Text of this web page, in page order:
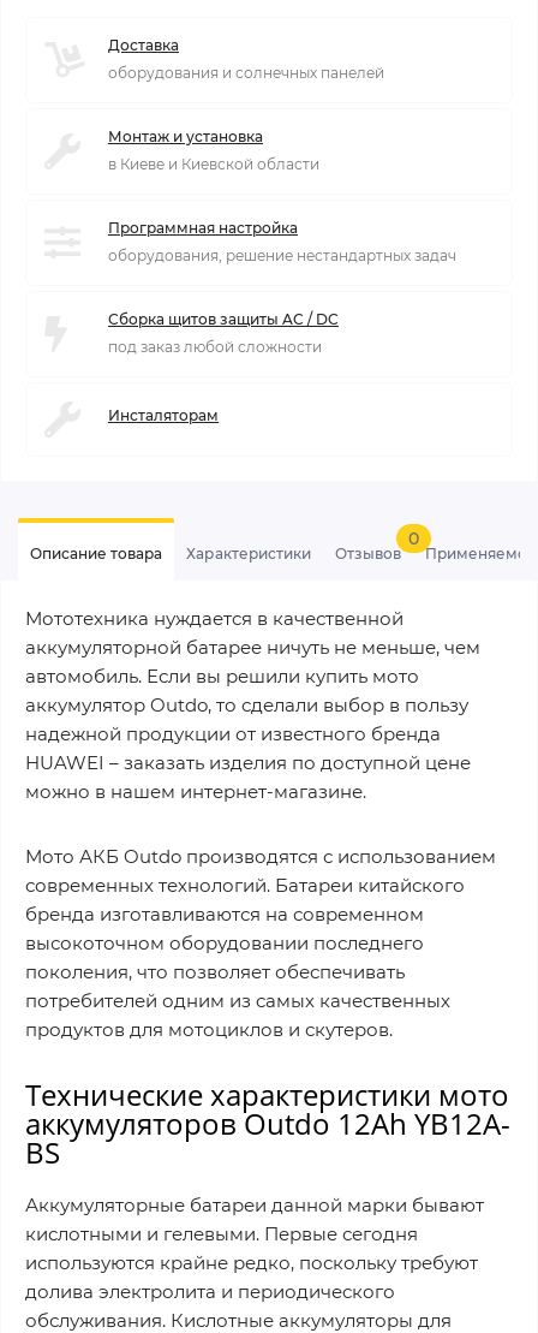
Доставка
оборудования и солнечных панелей
Монтаж и установка
в Киеве и Киевской области
Программная настройка
оборудования, решение нестандартных задач
Сборка щитов защиты AC / DC
под заказ любой сложности
Инсталяторам
Описание товара Характеристики Отзывов
0
Мототехника нуждается в качественной
аккумуляторной батарее ничуть не меньше, чем
автомобиль. Если вы решили купить мото
аккумулятор Outdo, то сделали выбор в пользу
надежной продукции от известного бренда
HUAWEI – заказать изделия по доступной цене
можно в нашем интернет-магазине.
Мото АКБ Outdo производятся с использованием
современных технологий. Батареи китайского
бренда изготавливаются на современном
высокоточном оборудовании последнего
поколения, что позволяет обеспечивать
потребителей одним из самых качественных
продуктов для мотоциклов и скутеров.
Технические характеристики мото
аккумуляторов Outdo 12Ah YB12A-
BS
Аккумуляторные батареи данной марки бывают
кислотными и гелевыми. Первые сегодня
используются крайне редко, поскольку требуют
долива электролита и периодического
обслуживания. Кислотные аккумуляторы для